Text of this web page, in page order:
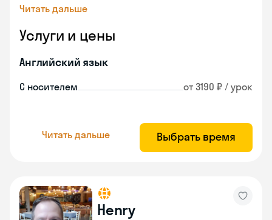
Читать дальше
Услуги и цены
Английский язык
С носителем от 3190 ₽ / урок
Читать дальше Выбрать время
Henry